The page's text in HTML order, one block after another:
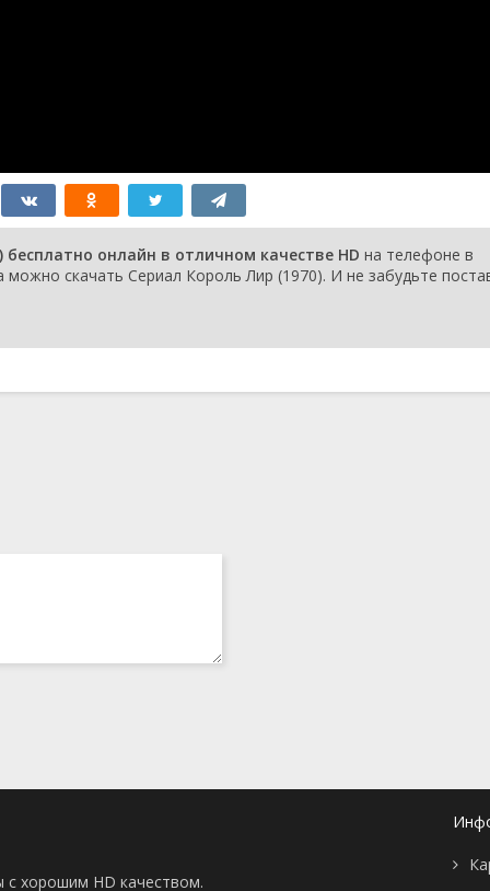
онлайн в отличном качестве HD на телефоне в
скачать Сериал Король Лир (1970). И не забудьте
хорошим HD качеством.